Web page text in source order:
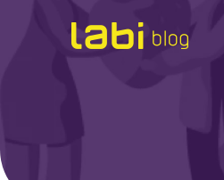
Check-ups
Coronavírus